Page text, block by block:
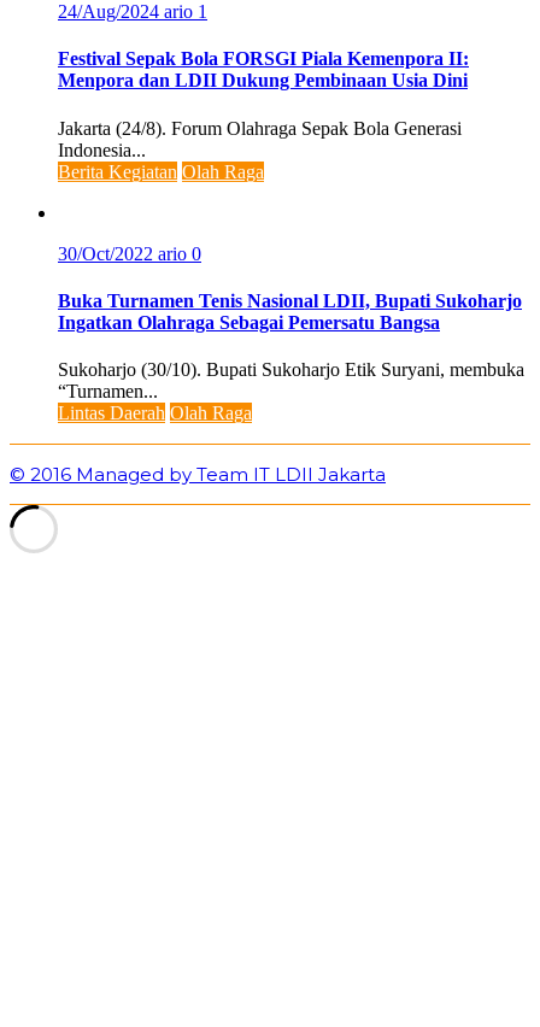
24/Aug/2024 ario 1
Festival Sepak Bola FORSGI Piala Kemenpora II:
Menpora dan LDII Dukung Pembinaan Usia Dini
Jakarta (24/8). Forum Olahraga Sepak Bola Generasi
Indonesia...
Berita Kegiatan Olah Raga
30/Oct/2022 ario 0
Buka Turnamen Tenis Nasional LDII, Bupati Sukoharjo
Ingatkan Olahraga Sebagai Pemersatu Bangsa
Sukoharjo (30/10). Bupati Sukoharjo Etik Suryani, membuka
“Turnamen...
Lintas Daerah Olah Raga
© 2016 Managed by Team IT LDII Jakarta